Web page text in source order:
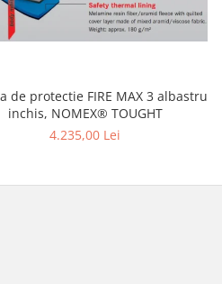
de protectie FIRE MAX 3 albastru
inchis, NOMEX® TOUGHT
4.235,00 Lei